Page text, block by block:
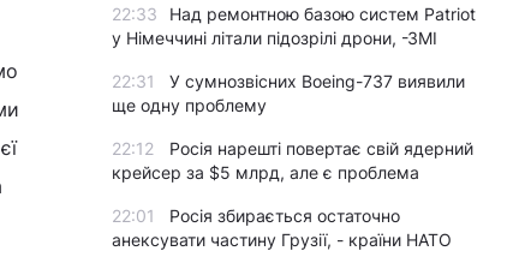
22:33
Над ремонтною базою систем Patriot
у Німеччині літали підозрілі дрони, -ЗМІ
22:31
У сумнозвісних Boeing-737 виявили
ще одну проблему
22:12
Росія нарешті повертає свій ядерний
крейсер за $5 млрд, але є проблема
22:01
Росія збирається остаточно
анексувати частину Грузії, - країни НАТО